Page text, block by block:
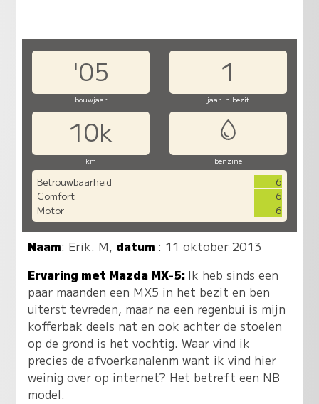
'05 1
bouwjaar jaar in bezit
10k
km benzine
Betrouwbaarheid
6
Comfort
6
Motor
6
Naam: Erik. M, datum : 11 oktober 2013
Ervaring met Mazda MX-5: Ik heb sinds een
paar maanden een MX5 in het bezit en ben
uiterst tevreden, maar na een regenbui is mijn
kofferbak deels nat en ook achter de stoelen
op de grond is het vochtig. Waar vind ik
precies de afvoerkanalenm want ik vind hier
weinig over op internet? Het betreft een NB
model.